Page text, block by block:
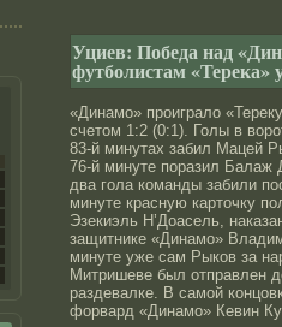
Уциев: Победа над
футболистам «Терека»
«Динамо» проиграло
счетом 1:2 (0:1). Голы в
83-й минутах забил Мацей
76-й минуте поразил
два гола команды забили
минуте красную карточку
Эзекиэль Н’Доасель,
защитнике «Динамо»
минуте уже сам Рыков за
Митришеве был отправлен
раздевалке. В самой
форвард «Динамо» Кевин